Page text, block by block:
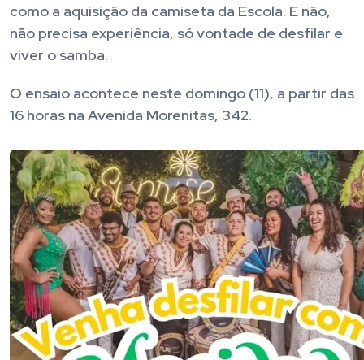
como a aquisição da camiseta da Escola. E não,
não precisa experiência, só vontade de desfilar e
viver o samba.
O ensaio acontece neste domingo (11), a partir das
16 horas na Avenida Morenitas, 342.